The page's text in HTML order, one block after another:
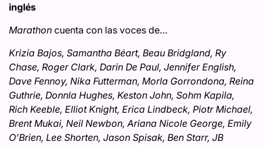
inglés
Marathon cuenta con las voces de…
Krizia Bajos, Samantha Béart, Beau Bridgland, Ry
Chase, Roger Clark, Darin De Paul, Jennifer English,
Dave Fennoy, Nika Futterman, Morla Gorrondona, Reina
Guthrie, Donnla Hughes, Keston John, Sohm Kapila,
Rich Keeble, Elliot Knight, Erica Lindbeck, Piotr Michael,
Brent Mukai, Neil Newbon, Ariana Nicole George, Emily
O’Brien, Lee Shorten, Jason Spisak, Ben Starr, JB